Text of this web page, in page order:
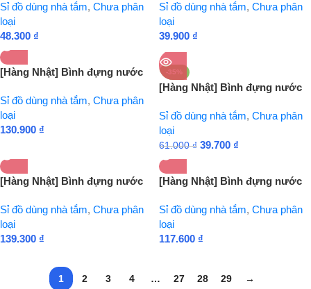
cắm + ống hút) Tmark (Kiện 6
cái)
Sỉ đồ dùng nhà tắm, Chưa phân
loại
48.300 ₫
Sỉ đồ dùng nhà tắm, Chưa phân
loại
39.900 ₫
[Hàng Nhật] Bình đựng nước
(Kiện cái)
Sỉ đồ dùng nhà tắm, Chưa phân
loại
130.900 ₫
-35%
[Hàng Nhật] Bình đựng nước
Sỉ đồ dùng nhà tắm, Chưa phân
loại
61.000₫ 39.700 ₫
[Hàng Nhật] Bình đựng nước
(Kiện 24 cái)
Sỉ đồ dùng nhà tắm, Chưa phân
loại
139.300 ₫
[Hàng Nhật] Bình đựng nước
(Kiện 24 cái)
Sỉ đồ dùng nhà tắm, Chưa phân
loại
117.600 ₫
1 2 3 4 … 27 28 29 →